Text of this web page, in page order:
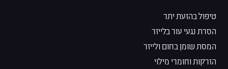
טיפול בהזעת יתר
הסרת נגעי עור בלייזר
המסת שומן בחום ולייזר
הזרקות וחומרי מילוי